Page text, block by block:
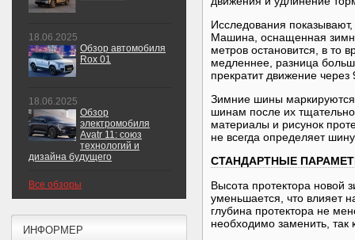
Исследования
Машина, оснащенная
метров остановится, в то
медленнее, разница
прекратит движение
Зимние шины маркируются
шинам после их
материалы и рисунок
не всегда определяет
СТАНДАРТНЫЕ
Высота протектора новой
уменьшается, что влияет
глубина протектора не
необходимо заменить, так
18.06.2025
Обзор автомобиля
Rox 01
18.06.2025
Обзор
электромобиля
Avatr 11: союз
технологий и
дизайна будущего
Все обзоры
ИНФОРМЕР